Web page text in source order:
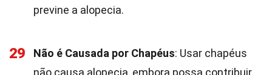
previne a alopecia.
29 Não é Causada por Chapéus: Usar chapéus
não causa alopecia, embora possa contribuir